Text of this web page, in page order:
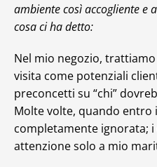
ambiente così accogliente e
cosa ci ha detto:
Nel mio negozio,
visita come potenziali
preconcetti su “chi”
Molte volte, quando entro
completamente ignorata;
attenzione solo a mio